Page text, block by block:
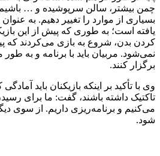
چمن بیشتر، سالن سرپوشیده و …
بسیاری از موارد را تغییر دهیم. به عنوان
کردن بدن، شروع به بازی می‌کردند
نمی‌شود. مربیان باید با برنامه و به
برگزار کنند.
وی با تأکید بر اینکه بازیکنان باید
تاکتیک داشته باشند، گفت: ما برای
می‌کنیم و برنامه‌ریزی داریم. از سوی
شود.